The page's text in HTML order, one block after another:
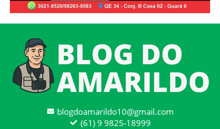
blogdoamarildo10@gmail.com
(61) 9 9825-18999